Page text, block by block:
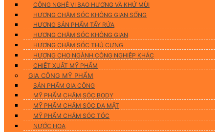
CÔNG NGHỆ VI BAO HƯƠNG VÀ KHỬ MÙI
HƯƠNG CHĂM SÓC KHÔNG GIAN SỐNG
HƯƠNG SẢN PHẨM TẨY RỬA
HƯƠNG CHĂM SÓC KHÔNG GIAN
HƯƠNG CHĂM SÓC THÚ CƯNG
HƯƠNG CHO NGÀNH CÔNG NGHIỆP KHÁC
CHIẾT XUẤT MỸ PHẨM
GIA CÔNG MỸ PHẨM
SẢN PHẨM GIA CÔNG
MỸ PHẨM CHĂM SÓC BODY
MỸ PHẨM CHĂM SÓC DA MẶT
MỸ PHẨM CHĂM SÓC TÓC
NƯỚC HOA